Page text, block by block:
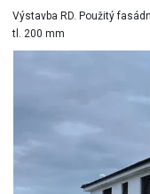
Výstavba RD. Použitý
tl. 200 mm